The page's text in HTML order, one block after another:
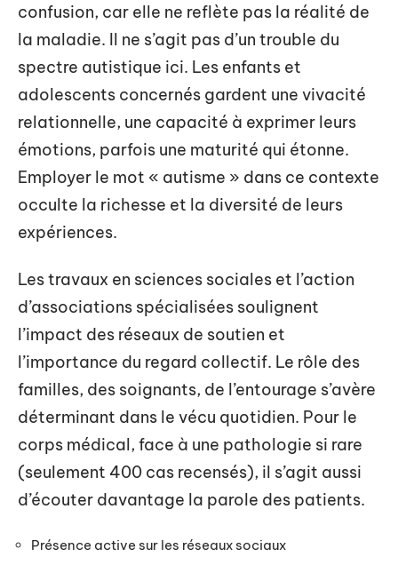
confusion, car elle ne reflète pas la réalité de
la maladie. Il ne s’agit pas d’un trouble du
spectre autistique ici. Les enfants et
adolescents concernés gardent une vivacité
relationnelle, une capacité à exprimer leurs
émotions, parfois une maturité qui étonne.
Employer le mot « autisme » dans ce contexte
occulte la richesse et la diversité de leurs
expériences.
Les travaux en sciences sociales et l’action
d’associations spécialisées soulignent
l’impact des réseaux de soutien et
l’importance du regard collectif. Le rôle des
familles, des soignants, de l’entourage s’avère
déterminant dans le vécu quotidien. Pour le
corps médical, face à une pathologie si rare
(seulement 400 cas recensés), il s’agit aussi
d’écouter davantage la parole des patients.
Présence active sur les réseaux sociaux